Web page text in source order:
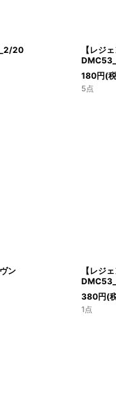
20
【レジ
180円(
5点
ン
【レジ
380円(
1点